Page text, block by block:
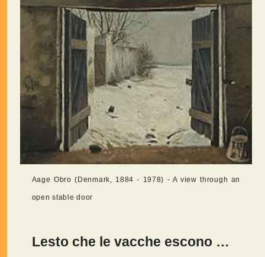
Aage Obro (Denmark, 1884 - 1978) - A view through an
open stable door
Lesto che le vacche escono …